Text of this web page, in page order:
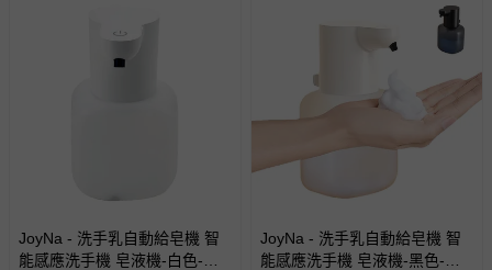
退換貨 & 退款問題
運送服務：目前提供的運送僅限台灣本島。如您位於離島地
區，可能會無法配送，或須依據商品需加收離島運費。廠商
費用，可能會另需加收。
JoyNa - 洗手乳自動給皂機 智
能感應洗手機 皂液機-白色-凝
JoyNa - 洗手乳自動給皂機 智
能感應洗手機 皂液機-黑色-泡